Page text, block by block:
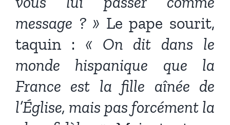
message ? » Le pape sourit,
taquin : « On dit dans le
monde hispanique que la
France est la fille aînée de
l’Église, mais pas forcément la